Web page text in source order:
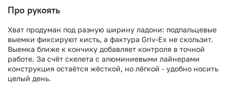
Про рукоять
Хват продуман под разную ширину ладони: подпальцевые
выемки фиксируют кисть, а фактура Griv-Ex не скользит.
Выемка ближе к кончику добавляет контроля в точной
работе. За счёт скелета с алюминиевыми лайнерами
конструкция остаётся жёсткой, но лёгкой - удобно носить
целый день.